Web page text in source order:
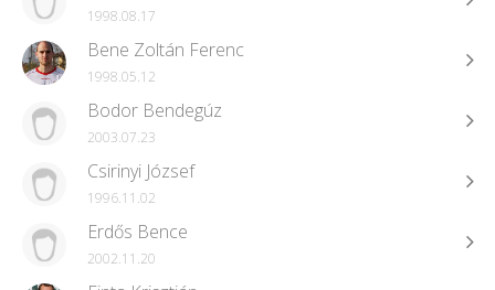
1998.08.17
Bene Zoltán Ferenc
1998.05.12
Bodor Bendegúz
2003.07.23
Csirinyi József
1996.11.02
Erdős Bence
2002.11.20